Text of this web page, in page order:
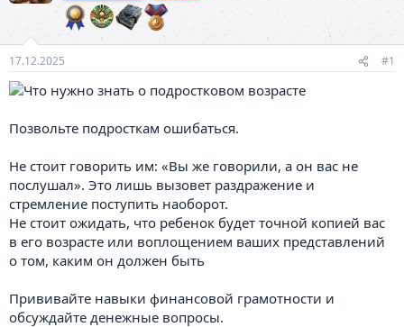
17.12.2025 #1
Позвольте подросткам ошибаться.
Не стоит говорить им: «Вы же говорили, а он вас не
послушал». Это лишь вызовет раздражение и
стремление поступить наоборот.
Не стоит ожидать, что ребенок будет точной копией вас
в его возрасте или воплощением ваших представлений
о том, каким он должен быть
Прививайте навыки финансовой грамотности и
обсуждайте денежные вопросы.